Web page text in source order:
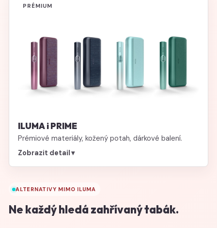
PRÉMIUM
ILUMA i PRIME
Prémiové materiály, kožený potah, dárkové balení.
Zobrazit detail ▾
ALTERNATIVY MIMO ILUMA
Ne každý hledá zahřívaný tabák.